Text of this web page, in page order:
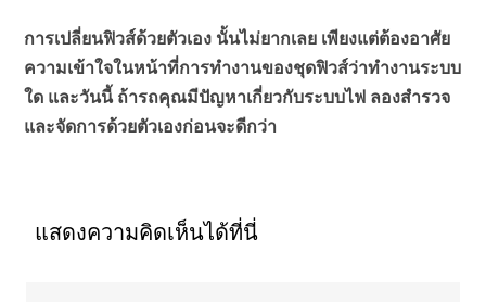
การเปลี่ยนฟิวส์ด้วยตัวเอง นั้นไม่ยากเลย เพียงแต่ต้องอาศัย
ความเข้าใจในหน้าที่การทำงานของชุดฟิวส์ว่าทำงานระบบ
ใด และวันนี้ ถ้ารถคุณมีปัญหาเกี่ยวกับระบบไฟ ลองสำรวจ
และจัดการด้วยตัวเองก่อนจะดีกว่า
แสดงความคิดเห็นได้ที่นี่